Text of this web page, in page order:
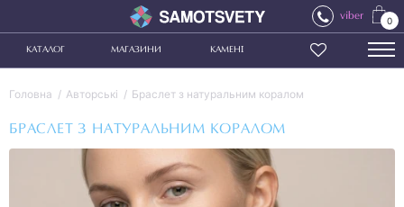
viber 0
КАТАЛОГ МАГАЗИНИ КАМЕНІ
Головна Авторські Браслет з натуральним коралом
БРАСЛЕТ З НАТУРАЛЬНИМ КОРАЛОМ